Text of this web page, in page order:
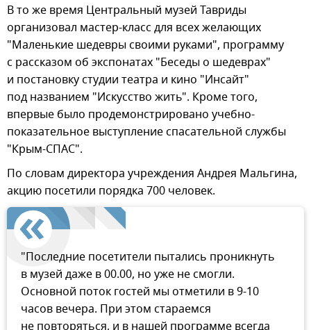
В то же время Центральный музей Тавриды
организовал мастер-класс для всех желающих
"Маленькие шедевры своими руками", программу
с рассказом об экспонатах "Беседы о шедеврах"
и постановку студии театра и кино "Инсайт"
под названием "Искусство жить". Кроме того,
впервые было продемонстрировано учебно-
показательное выступление спасательной службы
"Крым-СПАС".
По словам директора учреждения Андрея Мальгина,
акцию посетили порядка 700 человек.
"Последние посетители пытались проникнуть
в музей даже в 00.00, но уже не смогли.
Основной поток гостей мы отметили в 9-10
часов вечера. При этом стараемся
не повторяться, и в нашей программе всегда